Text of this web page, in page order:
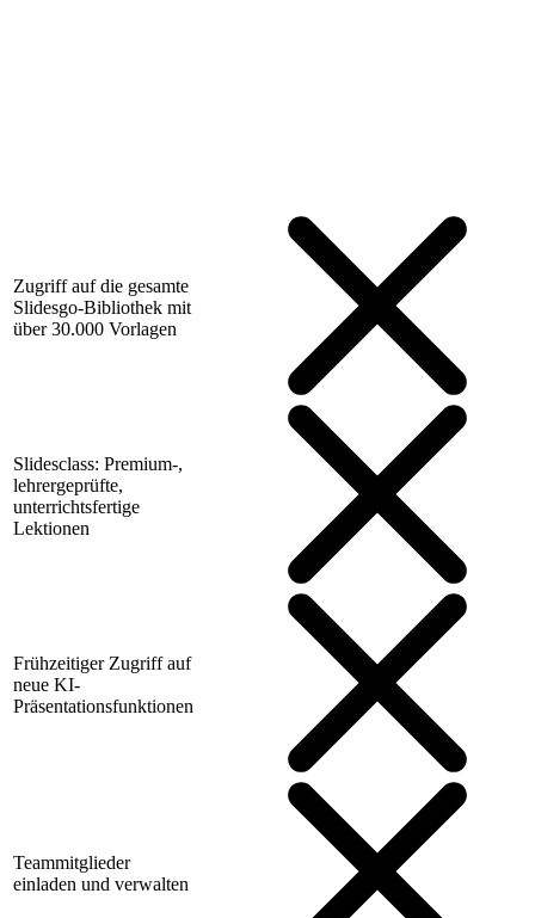
Zugriff auf die gesamte
Slidesgo-Bibliothek mit
über 30.000 Vorlagen
Slidesclass: Premium-,
lehrergeprüfte,
unterrichtsfertige
Lektionen
Frühzeitiger Zugriff auf
neue KI-
Präsentationsfunktionen
Teammitglieder
einladen und verwalten